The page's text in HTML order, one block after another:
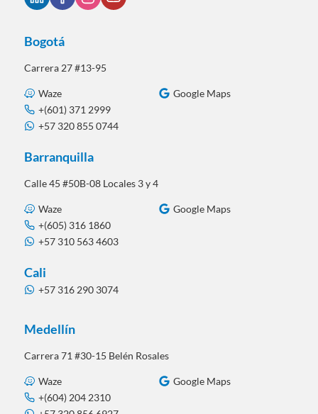
Bogotá
Carrera 27 #13-95
Waze
Google Maps
+(601) 371 2999
+57 320 855 0744
Barranquilla
Calle 45 #50B-08 Locales 3 y 4
Waze
Google Maps
+(605) 316 1860
+57 310 563 4603
Cali
+57 316 290 3074
Medellín
Carrera 71 #30-15 Belén Rosales
Waze
Google Maps
+(604) 204 2310